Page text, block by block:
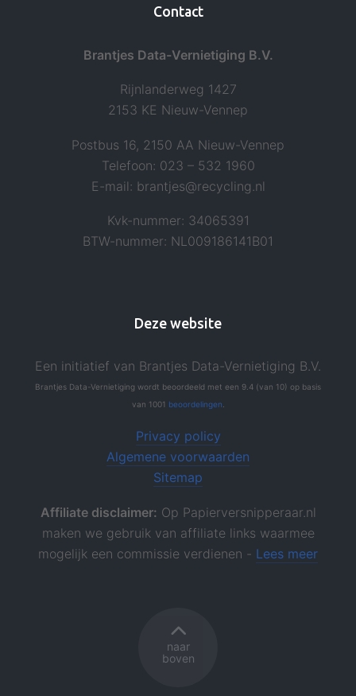
Contact
Brantjes Data-Vernietiging B.V.
Rijnlanderweg 1427
2153 KE Nieuw-Vennep
Postbus 16, 2150 AA Nieuw-Vennep
Telefoon: 023 – 532 1960
E-mail: brantjes@recycling.nl
Kvk-nummer: 34065391
BTW-nummer: NL009186141B01
Deze website
Een initiatief van Brantjes Data-Vernietiging B.V.
Brantjes Data-Vernietiging wordt beoordeeld met een 9.4 (van 10) op basis
van 1001 beoordelingen.
Privacy policy
Algemene voorwaarden
Sitemap
Affiliate disclaimer: Op Papierversnipperaar.nl
maken we gebruik van affiliate links waarmee
mogelijk een commissie verdienen - Lees meer
naar
boven